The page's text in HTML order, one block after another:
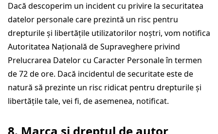
Dacă descoperim un incident cu privire la securitatea
datelor personale care prezintă un risc pentru
drepturile și libertățile utilizatorilor noștri, vom notifica
Autoritatea Națională de Supraveghere privind
Prelucrarea Datelor cu Caracter Personale în termen
de 72 de ore. Dacă incidentul de securitate este de
natură să prezinte un risc ridicat pentru drepturile și
libertățile tale, vei fi, de asemenea, notificat.